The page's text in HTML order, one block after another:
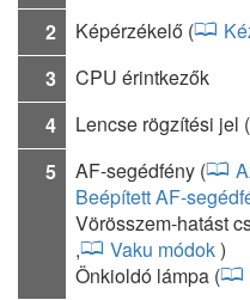
2
Képérzékelő (
3
CPU érintkezők
4
Lencse rögzítési jel (
5
AF-segédfény (
Beépített AF-
Vörösszem-hatást
,
Vaku módok)
Önkioldó lámpa (